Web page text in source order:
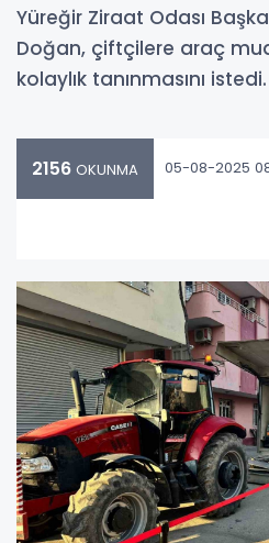
Yüreğir Ziraat Odası
Doğan, çiftçilere araç
kolaylık tanınmasını istedi.
2156 OKUNMA 05-08-2025